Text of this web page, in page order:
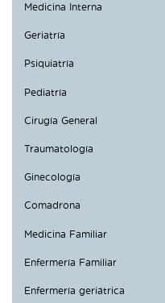
Contacto
Segueix-nos:
Medicina Interna
Geriatría
Psiquiatría
Pediatría
Cirugía General
Traumatología
Ginecología
Comadrona
Medicina Familiar
Enfermería Familiar
Enfermería geriátrica